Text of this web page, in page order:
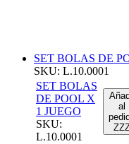
SET BOLAS DE
SKU: L.10.0001
SET BOLAS
DE POOL X
1 JUEGO
SKU:
L.10.0001
al